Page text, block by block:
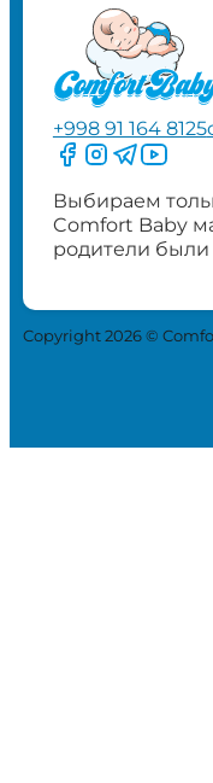
+998 91 164 8125
Следите за
Следите за
Следите
Выбираем
Comfort Baby
родители были
Copyright 2026 ©